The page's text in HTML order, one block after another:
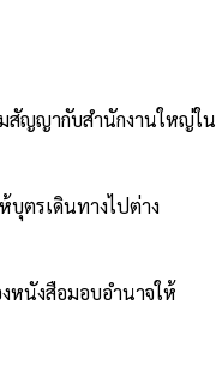
สัญญากับสำนักงานใหญ่ใน
ตรเดินทางไปต่าง
หนังสือมอบอำนาจให้